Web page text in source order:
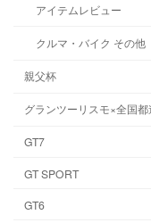
アイテムレビュー
クルマ・バイク その他
親父杯
グランツーリスモ×全国
GT7
GT SPORT
GT6